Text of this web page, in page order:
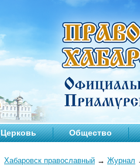
Церковь Общество
Хабаровск православный → Журнал